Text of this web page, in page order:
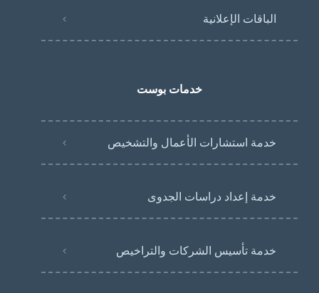
الباقات الإعلانية
خدمات بوست
خدمة استشارات الأعمال والتشخيص
خدمة إعداد دراسات الجدوى
خدمة تأسيس الشركات والتراخيص